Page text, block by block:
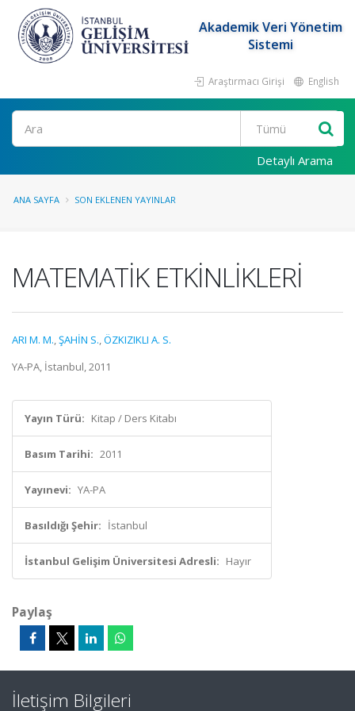
Akademik Veri Yönetim
Sistemi
Araştırmacı Girişi English
Ara
Detaylı Arama
ANA SAYFA SON EKLENEN YAYINLAR
MATEMATİK ETKİNLİKLERİ
ARI M. M.,ŞAHİN S.,ÖZKIZIKLI A. S.
YA-PA, İstanbul, 2011
Yayın Türü: Kitap / Ders Kitabı
Basım Tarihi: 2011
Yayınevi: YA-PA
Basıldığı Şehir: İstanbul
İstanbul Gelişim Üniversitesi Adresli: Hayır
Paylaş
İletişim Bilgileri